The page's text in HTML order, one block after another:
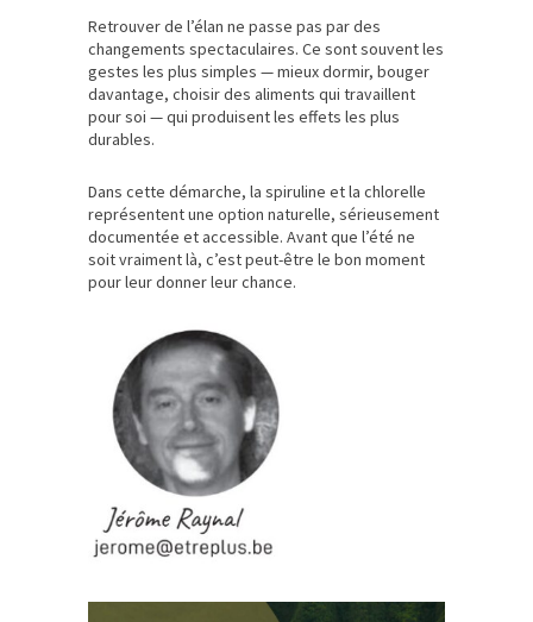
Retrouver de l’élan ne passe pas par des
changements spectaculaires. Ce sont souvent les
gestes les plus simples — mieux dormir, bouger
davantage, choisir des aliments qui travaillent
pour soi — qui produisent les effets les plus
durables.
Dans cette démarche, la spiruline et la chlorelle
représentent une option naturelle, sérieusement
documentée et accessible. Avant que l’été ne
soit vraiment là, c’est peut-être le bon moment
pour leur donner leur chance.